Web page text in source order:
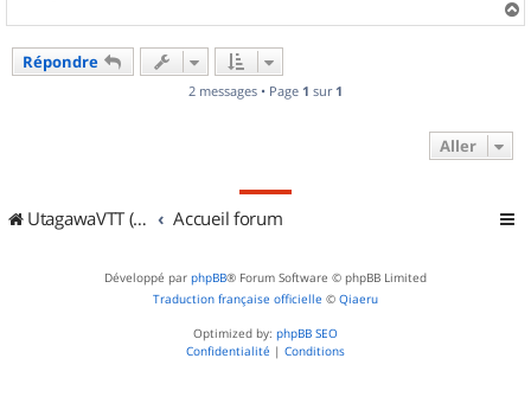
a
Répondre
2 messages • Page 1 sur 1
Aller
UtagawaVTT (Randos VTT et VTTAE avec traces GPS) Accueil forum
Développé par phpBB® Forum Software © phpBB Limited
Traduction française officielle © Qiaeru
Optimized by: phpBB SEO
Confidentialité | Conditions